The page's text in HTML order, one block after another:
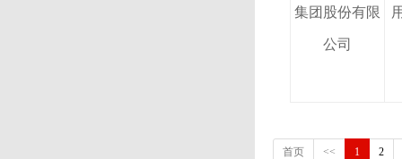
集团股份有限
公司
首页 << 1 2